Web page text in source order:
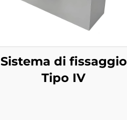
Sistema di fissaggio
Tipo IV